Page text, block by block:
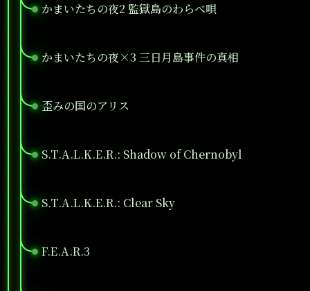
かまいたちの夜2 監獄島のわらべ唄
●
かまいたちの夜×3 三日月島事件の真相
●
歪みの国のアリス
●
S.T.A.L.K.E.R.: Shadow of Chernobyl
●
S.T.A.L.K.E.R.: Clear Sky
●
F.E.A.R.3
●